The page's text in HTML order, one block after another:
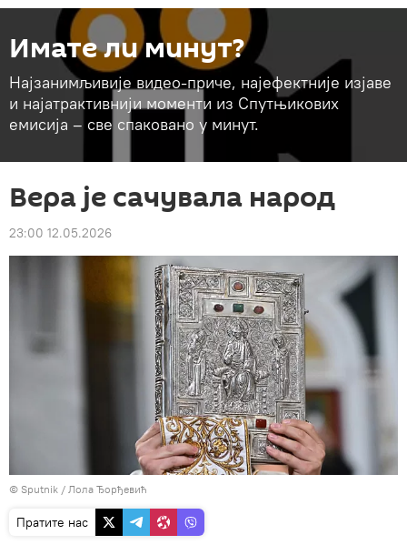
Имате ли минут?
Најзанимљивије видео-приче, најефектније изјаве
и најатрактивнији моменти из Спутњикових
емисија – све спаковано у минут.
Вера је сачувала народ
23:00 12.05.2026
© Sputnik / Лола Ђорђевић
Пратите нас